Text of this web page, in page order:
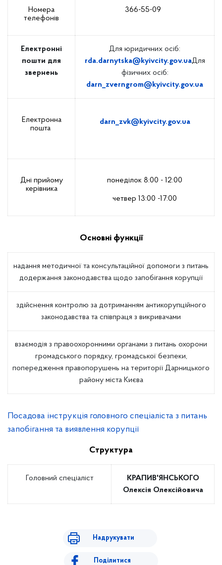
Номера
телефонів
366-55-09
Електронні
пошти для
звернень
Для юридичних осіб:
rda.darnytska@kyivcity.gov.uaДля
фізичних осіб:
darn_zverngrom@kyivcity.gov.ua
Електронна
пошта
darn zvk@kyivcity.gov.ua
Дні прийому
керівника
понеділок 8:00 - 12:00
четвер 13:00 -17:00
Основні функції
надання методичної та консультаційної допомоги з питань
додержання законодавства щодо запобігання корупції
здійснення контролю за дотриманням антикорупційного
законодавства та співпраця з викривачами
взаємодія з правоохоронними органами з питань охорони
громадського порядку, громадської безпеки,
попередження правопорушень на території Дарницького
району міста Києва
Посадова інструкція головного спеціаліста з питань
запобігання та виявлення корупції
Структура
Головний спеціаліст
КРАПИВ'ЯНСЬКОГО
Олексія Олексійовича
Надрукувати
Поділитися